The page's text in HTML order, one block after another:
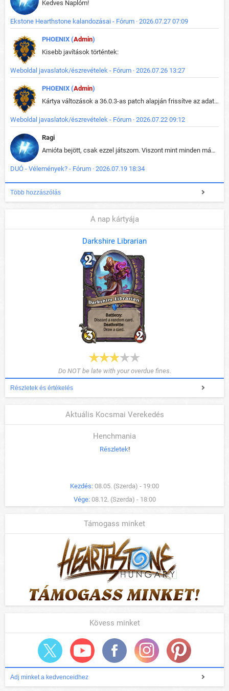
Kedves Naplóm!
Ekstone Hearthstone kalandozásai - Fórum · 2026.07.27 07:09
PHOENIX (Admin)
Kisebb javítások történtek:
Weboldal javaslatok/észrevételek - Fórum · 2026.07.26 13:27
PHOENIX (Admin)
Kártya változások a 36.0.3-as patch alapján frissítve az adatbázisban (képek is cserélve).
Weboldal javaslatok/észrevételek - Fórum · 2026.07.22 09:12
Ragi
Amióta bejött, csak ezzel játszom. Viszont mint minden más - akár az alapjáték is, ez is baromira összetett lett. Néha már pár kör után is esélytelen az egész. Vagy irreállisan túltápol valaki, vagy lelép a partner, vagy csak hülye mint a segg. És amikor eljönne az én időm, na akkor jön el mindenki másé is. Engem jobban érdekelne, hogy ki milyen ratingen szokott játszani. Na ez lenne egy érdekes adat.
DUÓ - Vélemények? - Fórum · 2026.07.19 18:34
Több hozzászólás
A nap kártyája
Darkshire Librarian
Do NOT be late with your overdue fines.
Részletek és értékelés
Aktuális Kocsmai Verekedés
Henchmania
Részletek!
Kezdés: 08.05. (Szerda) - 19:00
Vége: 08.12. (Szerda) - 18:00
Támogass minket
Kövess minket
Adj minket a kedvenceidhez